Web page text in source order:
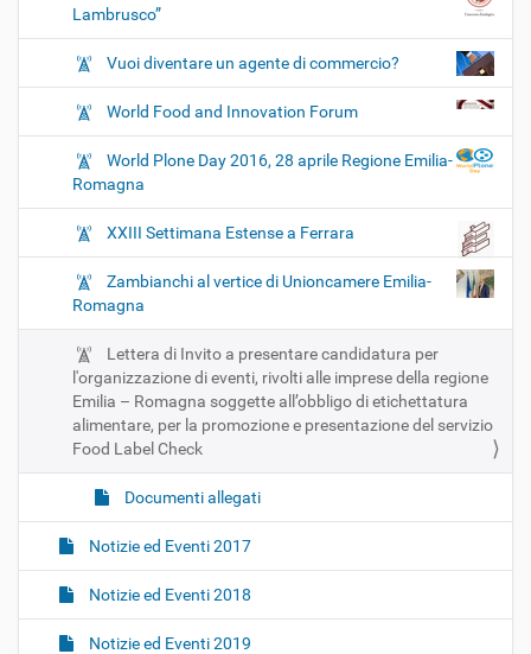
Lambrusco”
Vuoi diventare un agente di commercio?
World Food and Innovation Forum
World Plone Day 2016, 28 aprile Regione Emilia-
Romagna
XXIII Settimana Estense a Ferrara
Zambianchi al vertice di Unioncamere Emilia-
Romagna
Lettera di Invito a presentare candidatura per
l'organizzazione di eventi, rivolti alle imprese della regione
Emilia – Romagna soggette all’obbligo di etichettatura
alimentare, per la promozione e presentazione del servizio
Food Label Check
Documenti allegati
Notizie ed Eventi 2017
Notizie ed Eventi 2018
Notizie ed Eventi 2019